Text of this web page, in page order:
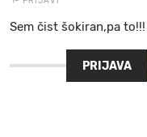
Sem čist šokiran,pa to!!!
PRIJAVA